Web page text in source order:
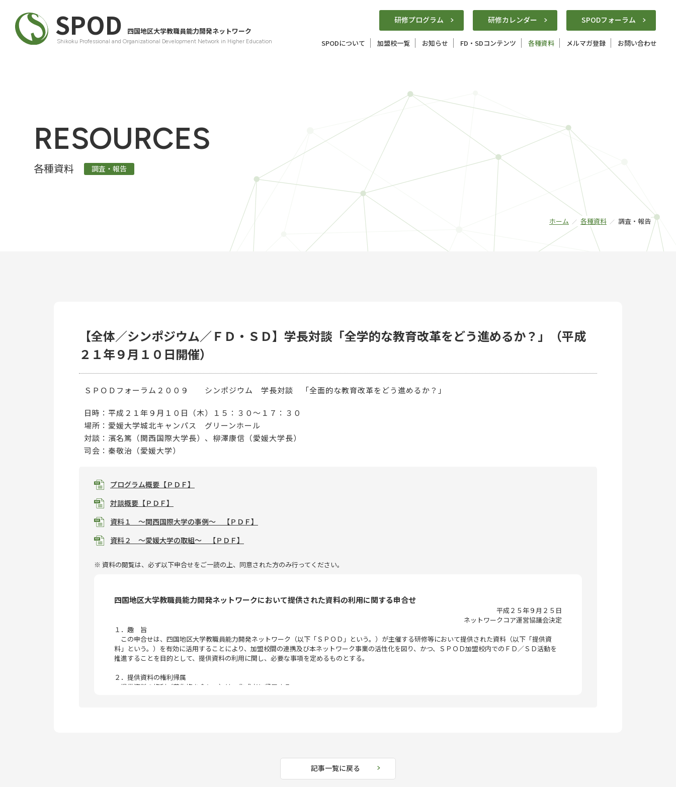
SPOD 四国地区大学教職員能力開発ネットワーク
Shikoku Professional and Organizational Development Network in Higher Education SPODについて 加盟校一覧 お知らせ FD・SDコンテンツ 各種資料 メルマガ登録 お問い合わせ
研修プログラム 研修カレンダー SPODフォーラム
RESOURCES
各種資料 調査・報告
ホーム 各種資料 調査・報告
【全体／シンポジウム／ＦＤ・ＳＤ】学長対談「全学的な教育改革をどう進めるか？」（平成
２１年９月１０日開催）
ＳＰＯＤフォーラム２００９ シンポジウム 学長対談 「全面的な教育改革をどう進めるか？」
日時：平成２１年９月１０日（木）１５：３０～１７：３０
場所：愛媛大学城北キャンパス グリーンホール
対談：濱名篤（関西国際大学長）、柳澤康信（愛媛大学長）
司会：秦敬治（愛媛大学）
プログラム概要【ＰＤＦ】
対談概要【ＰＤＦ】
資料１ ～関西国際大学の事例～ 【ＰＤＦ】
資料２ ～愛媛大学の取組～ 【ＰＤＦ】
※ 資料の閲覧は、必ず以下申合せをご一読の上、同意された方のみ行ってください。
四国地区大学教職員能力開発ネットワークにおいて提供された資料の利用に関する申合せ
平成２５年９月２５日
ネットワークコア運営協議会決定
１．趣 旨
この申合せは、四国地区大学教職員能力開発ネットワーク（以下「ＳＰＯＤ」という。）が主催する研修等において提供された資料（以下「提供資
料」という。）を有効に活用することにより、加盟校間の連携及び本ネットワーク事業の活性化を図り、かつ、ＳＰＯＤ加盟校内でのＦＤ／ＳＤ活動を
推進することを目的として、提供資料の利用に関し、必要な事項を定めるものとする。
２．提供資料の権利帰属
提供資料の権利（著作権を含む。）は、作成者に帰属する。
（２）資料の出典（作成者名、資料名、研修名等）を明記すること。記事一覧に戻る